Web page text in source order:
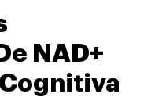
NAD+
Cognitiva